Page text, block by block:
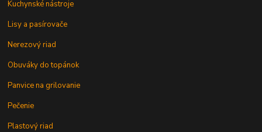
Kuchynské nástroje
Lisy a pasírovače
Nerezový riad
Obuváky do topánok
Panvice na grilovanie
Pečenie
Plastový riad